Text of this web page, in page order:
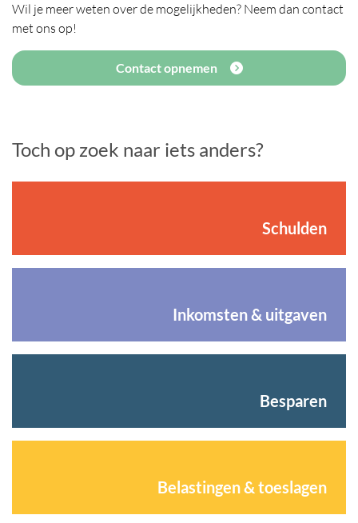
Wil je meer weten over de mogelijkheden? Neem dan contact
met ons op!
Contact opnemen
Toch op zoek naar iets anders?
Schulden
Inkomsten & uitgaven
Besparen
Belastingen & toeslagen